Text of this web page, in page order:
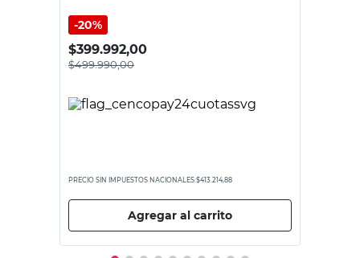
20%
$399.992,00
$499.990,00
PRECIO SIN IMPUESTOS NACIONALES:$413.214,88
Agregar al carrito